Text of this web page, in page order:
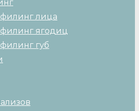
лица
ягодиц
губ